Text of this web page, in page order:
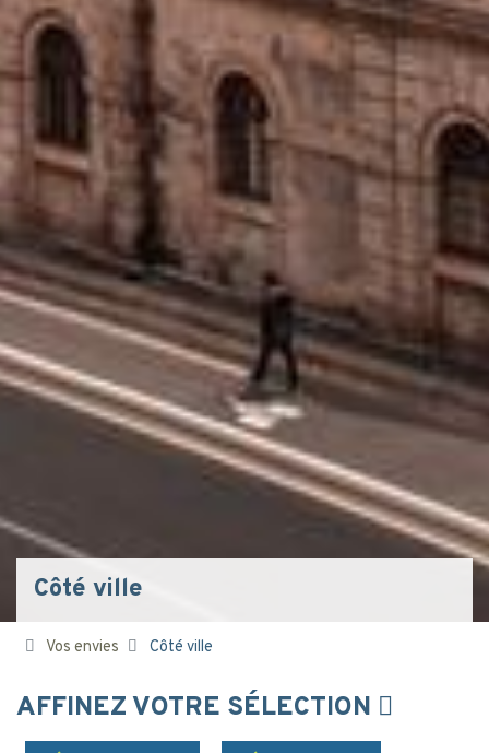
Côté ville
Vos envies Côté ville
AFFINEZ VOTRE SÉLECTION